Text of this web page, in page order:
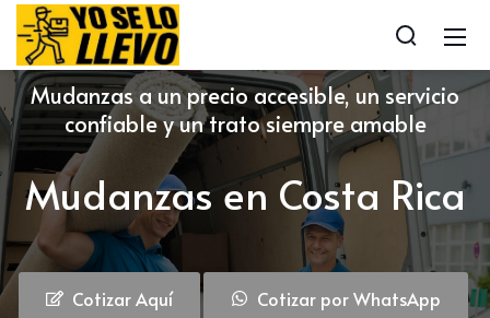
Mudanzas a un precio accesible, un servicio
confiable y un trato siempre amable
Mudanzas en Costa Rica
Cotizar Aquí Cotizar por WhatsApp